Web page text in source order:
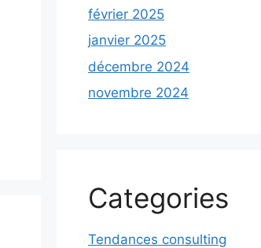
février 2025
janvier 2025
décembre 2024
novembre 2024
Categories
Tendances consulting